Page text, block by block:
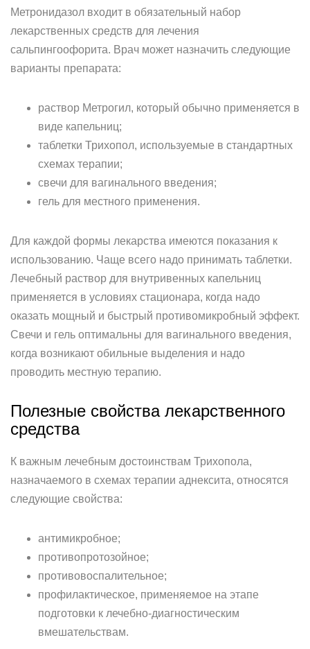
Метронидазол входит в обязательный набор
лекарственных средств для лечения
сальпингоофорита. Врач может назначить следующие
варианты препарата:
раствор Метрогил, который обычно применяется в
виде капельниц;
таблетки Трихопол, используемые в стандартных
схемах терапии;
свечи для вагинального введения;
гель для местного применения.
Для каждой формы лекарства имеются показания к
использованию. Чаще всего надо принимать таблетки.
Лечебный раствор для внутривенных капельниц
применяется в условиях стационара, когда надо
оказать мощный и быстрый противомикробный эффект.
Свечи и гель оптимальны для вагинального введения,
когда возникают обильные выделения и надо
проводить местную терапию.
Полезные свойства лекарственного
средства
К важным лечебным достоинствам Трихопола,
назначаемого в схемах терапии аднексита, относятся
следующие свойства:
антимикробное;
противопротозойное;
противовоспалительное;
профилактическое, применяемое на этапе
подготовки к лечебно-диагностическим
вмешательствам.